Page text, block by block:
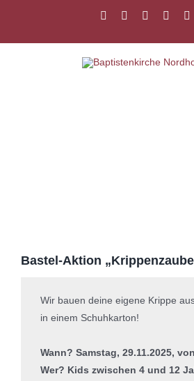
springen
FacebookInstagramYouTube
Bastel-Aktion
Wir bauen deine eigene Krippe
in einem Schuhkarton!
Wann? Samstag, 29.11.2025,
Wer? Kids zwischen 4 und 12